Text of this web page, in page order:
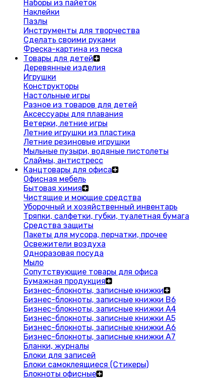
Наборы из пайеток
Наклейки
Пазлы
Инструменты для творчества
Сделать своими руками
Фреска-картина из песка
Товары для детей
Деревянные изделия
Игрушки
Конструкторы
Настольные игры
Разное из товаров для детей
Аксессуары для плавания
Ветерки, летние игры
Летние игрушки из пластика
Летние резиновые игрушки
Мыльные пузыри, водяные пистолеты
Слаймы, антистресс
Канцтовары для офиса
Офисная мебель
Бытовая химия
Чистящие и моющие средства
Уборочный и хозяйственный инвентарь
Тряпки, салфетки, губки, туалетная бумага
Средства защиты
Пакеты для мусора, перчатки, прочее
Освежители воздуха
Одноразовая посуда
Мыло
Сопутствующие товары для офиса
Бумажная продукция
Бизнес-блокноты, записные книжки
Бизнес-блокноты, записные книжки В6
Бизнес-блокноты, записные книжки A4
Бизнес-блокноты, записные книжки А5
Бизнес-блокноты, записные книжки А6
Бизнес-блокноты, записные книжки А7
Бланки, журналы
Блоки для записей
Блоки самоклеящиеся (Стикеры)
Блокноты офисные